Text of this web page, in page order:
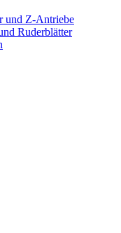
und Z-Antriebe
Ruderblätter